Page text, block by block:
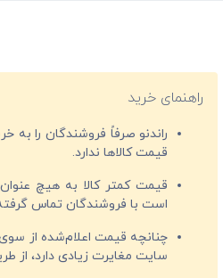
راهنمای خرید
راندنو صرفاً فروشندگان را
قیمت‌ کالاها ندارد.
قیمت کمتر کالا به هیچ
است با فروشندگان تماس
چنانچه قیمت اعلام‌شده از
سایت مغایرت زیادی دارد، از